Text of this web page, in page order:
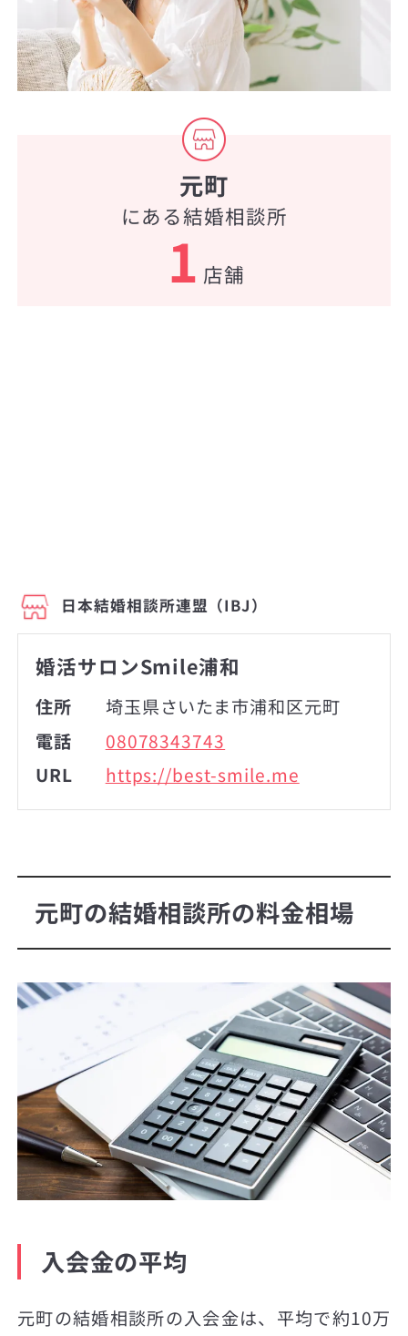
元町
にある結婚相談所
1 店舗
日本結婚相談所連盟（IBJ）
婚活サロンSmile浦和
住所
埼玉県さいたま市浦和区元町
電話
08078343743
URL
https://best-smile.me
元町の結婚相談所の料金相場
入会金の平均
元町の結婚相談所の入会金は、平均で約10万